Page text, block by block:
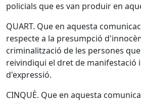
policials que es van produir en
QUART. Que en aquesta
respecte a la presumpció
criminalització de les persones
reivindiqui el dret de manifestació
d'expressió.
CINQUÈ. Que en aquesta